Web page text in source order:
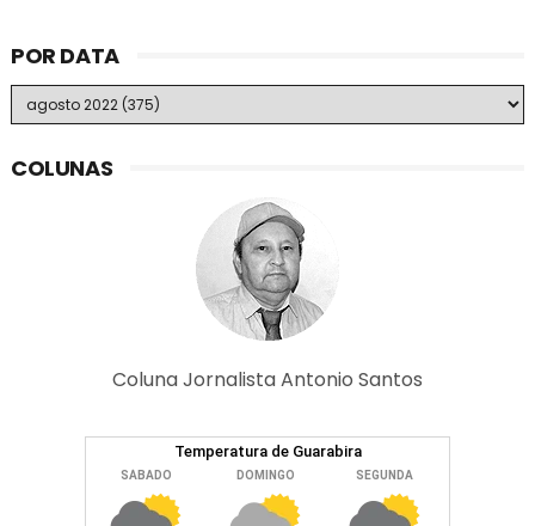
POR DATA
COLUNAS
Coluna Jornalista Antonio Santos